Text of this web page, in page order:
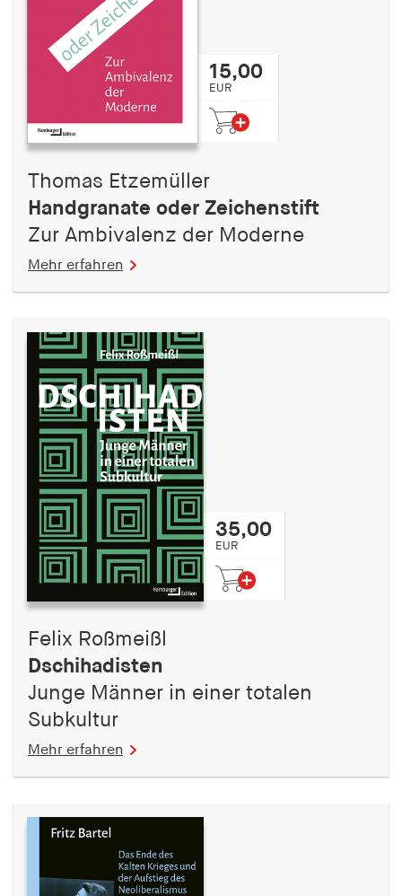
15,00
EUR
Thomas Etzemüller
Handgranate oder Zeichenstift
Zur Ambivalenz der Moderne
Mehr erfahren
35,00
EUR
Felix Roßmeißl
Dschihadisten
Junge Männer in einer totalen
Subkultur
Mehr erfahren